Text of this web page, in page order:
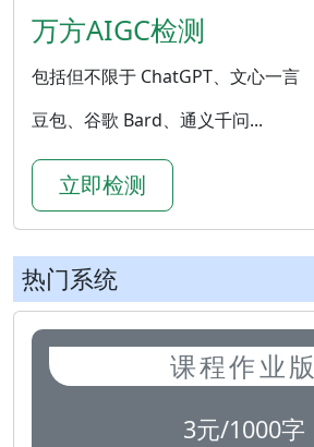
万方AIGC检测
包括但不限于 ChatGPT、文心一言
豆包、谷歌 Bard、通义千问...
立即检测
热门系统
课程作业版
3元/1000字